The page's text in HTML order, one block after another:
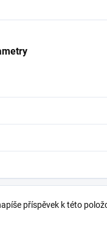
příspěvek k této